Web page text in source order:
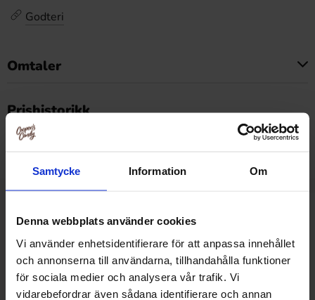
Samtycke Information Om
Denna webbplats använder cookies
Vi använder enhetsidentifierare för att anpassa innehållet
och annonserna till användarna, tillhandahålla funktioner
för sociala medier och analysera vår trafik. Vi
vidarebefordrar även sådana identifierare och annan
Godteri
Omtaler
Prishistorikk
Laveste pris de siste 30 dagene er 999.90 kr (2026-08-
Relaterte produkter
-57%